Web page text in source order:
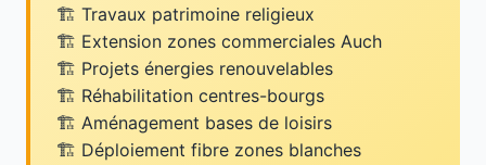
Travaux patrimoine religieux
Extension zones commerciales Auch
Projets énergies renouvelables
Réhabilitation centres-bourgs
Aménagement bases de loisirs
Déploiement fibre zones blanches